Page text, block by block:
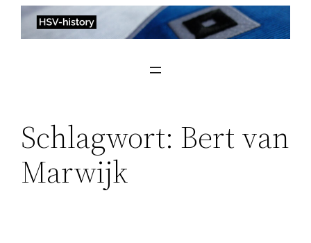
Zum
Inhalt
Schlagwort: Bert van
Marwijk